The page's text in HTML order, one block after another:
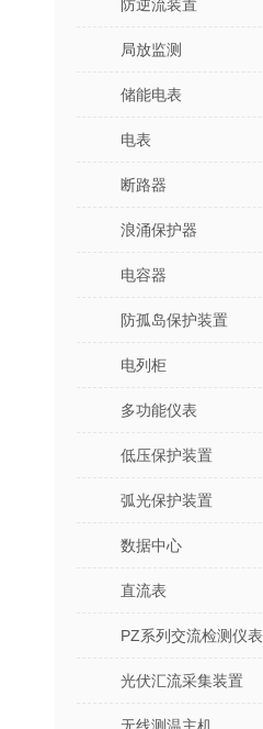
防逆流装置
局放监测
储能电表
电表
断路器
浪涌保护器
电容器
防孤岛保护装置
电列柜
多功能仪表
低压保护装置
弧光保护装置
数据中心
直流表
PZ系列交流检测仪表
光伏汇流采集装置